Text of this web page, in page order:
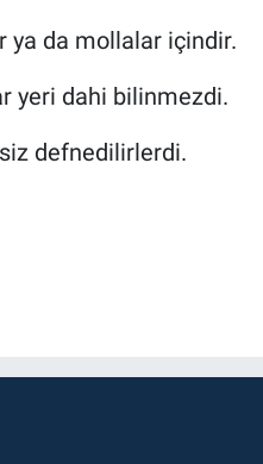
ya da mollalar içindir.
yeri dahi bilinmezdi.
defnedilirlerdi.